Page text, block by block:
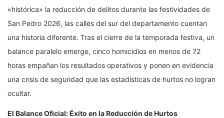
«histórica» la reducción de delitos durante las festividades de
San Pedro 2026, las calles del sur del departamento cuentan
una historia diferente. Tras el cierre de la temporada festiva, un
balance paralelo emerge, cinco homicidios en menos de 72
horas empañan los resultados operativos y ponen en evidencia
una crisis de seguridad que las estadísticas de hurtos no logran
ocultar.
El Balance Oficial: Éxito en la Reducción de Hurtos